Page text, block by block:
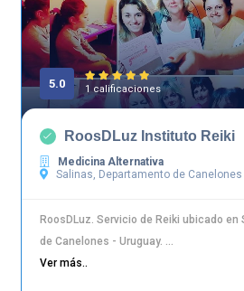
5.0 1 calificaciones
RoosDLuz Instituto Reiki
Medicina Alternativa
Salinas, Departamento de Canelones
RoosDLuz. Servicio de Reiki ubicado
de Canelones - Uruguay. ...
Ver más..